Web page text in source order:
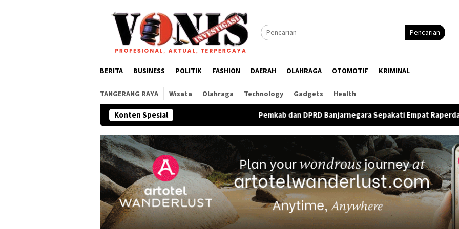
Pencarian
BERITA BUSINESS POLITIK FASHION DAERAH OLAHRAGA OTOMOTIF KRIMINAL
TANGERANG RAYA Wisata Olahraga Technology Gadgets Health
Konten Spesial Pemkab dan DPRD Banjarnegara Sepakati Empat Raperda Jadi Perda, Raperda